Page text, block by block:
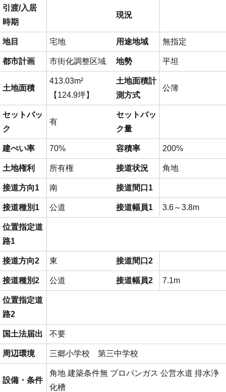
引渡/入居
時期
現況
地目 宅地 用途地域 無指定
都市計画 市街化調整区域 地勢 平坦
土地面積
413.03m²
【124.9坪】
土地面積計
測方式
公簿
セットバッ
ク
有
セットバッ
ク量
建ぺい率 70% 容積率 200%
土地権利 所有権 接道状況 角地
接道方向1 南 接道間口1
接道種別1 公道 接道幅員1 3.6～3.8m
位置指定道
路1
接道方向2 東 接道間口2
接道種別2 公道 接道幅員2 7.1m
位置指定道
路2
国土法届出 不要
周辺環境 三郷小学校 第三中学校
設備・条件
角地 建築条件無 プロパンガス 公営水道 排水浄
化槽